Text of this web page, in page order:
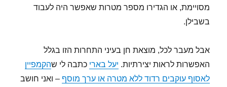
מסויימת, או הגדירו מספר מטרות שאפשר היה לעבוד
בשבילן.
אבל מעבר לכל, מוצאת חן בעיני התחרות הזו בגלל
האפשרות לראות יצירתיות. יעל בארי כתבה לי שהקמפיין
לאסוף עוקבים רדוד ללא מטרה או ערך מוסף – ואני חושב